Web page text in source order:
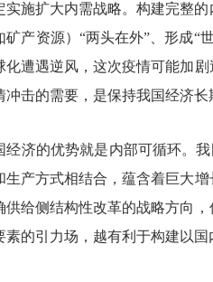
扩大内需战略。构建完整的
矿产资源）“两头在外”、形成“
化遭遇逆风，这次疫情可能加
冲击的需要，是保持我国经济
的优势就是内部可循环。我
生产方式相结合，蕴含着巨大
供给侧结构性改革的战略方向
素的引力场，越有利于构建以